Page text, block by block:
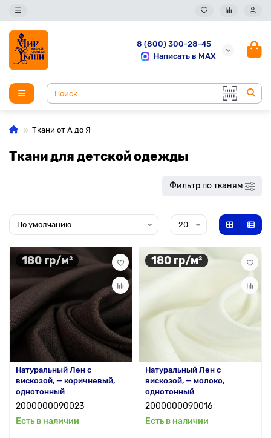
8 (800) 300-28-45
Написать в MAX
Ткани от А до Я
Ткани для детской одежды
Фильтр по тканям
180 гр/м²
Натуральный Лен с
вискозой, — коричневый,
однотонный
2000000090023
Есть в наличии
180 гр/м²
Натуральный Лен с
вискозой, — молоко,
однотонный
2000000090016
Есть в наличии